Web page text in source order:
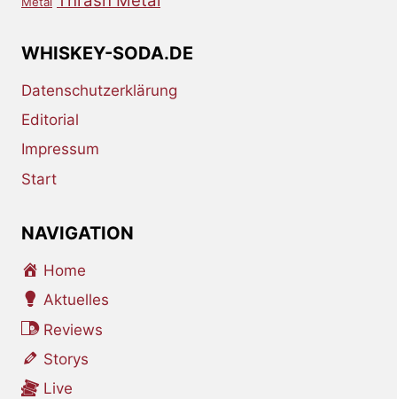
WHISKEY-SODA.DE
Datenschutzerklärung
Editorial
Impressum
Start
NAVIGATION
Home
Aktuelles
Reviews
Storys
Live